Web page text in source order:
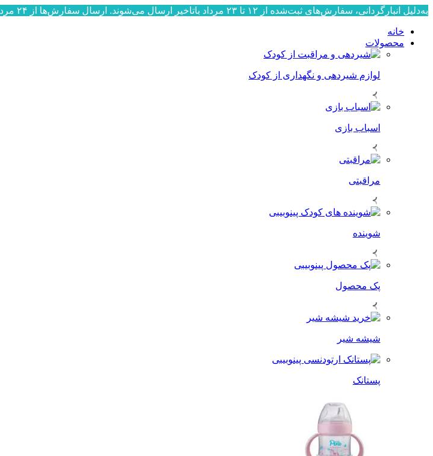
به‌دلیل انبارگردانی، سفارش‌های ثبت‌شده از ۱۲ تا ۲۳ مرداد باتاخیر ارسال می‌شوند. ارسال سفارش‌ها از ۲۴ مرداد به‌ترتیب ثبت، آغاز خواهد شد. از صبوری و همراهی شما سپاسگزاریم.
خانه
محصولات
لوازم شیردهی و نگهداری از کودک
اسباب بازی
مراقبتی
شوینده
پک محصول
شیشه شیر
پستانک